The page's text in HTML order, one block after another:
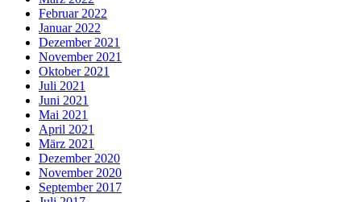
Februar 2022
Januar 2022
Dezember 2021
November 2021
Oktober 2021
Juli 2021
Juni 2021
Mai 2021
April 2021
März 2021
Dezember 2020
November 2020
September 2017